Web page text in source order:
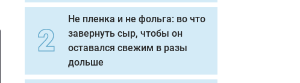
Не пленка и не фольга: во что
завернуть сыр, чтобы он
оставался свежим в разы
дольше